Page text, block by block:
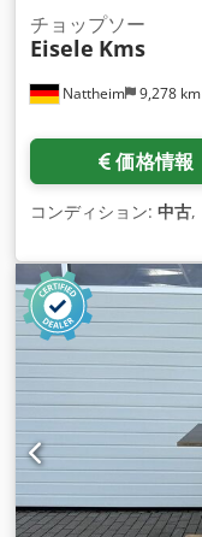
Nattheim 9,278 km
チョップソー
Eisele Kms
価格情報
コンディション: 中古,